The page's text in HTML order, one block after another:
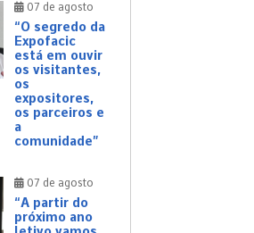
07 de agosto
“O segredo da
Expofacic
está em ouvir
os visitantes,
os
expositores,
os parceiros e
a
comunidade”
07 de agosto
“A partir do
próximo ano